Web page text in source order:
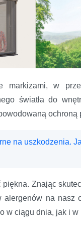
markizami, w
światła do
na uszkodzenia.
Znając
alergenów na
w ciągu dnia, jak i w